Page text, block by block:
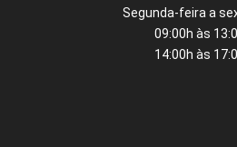
Segunda-feira a
09:00h às
14:00h às